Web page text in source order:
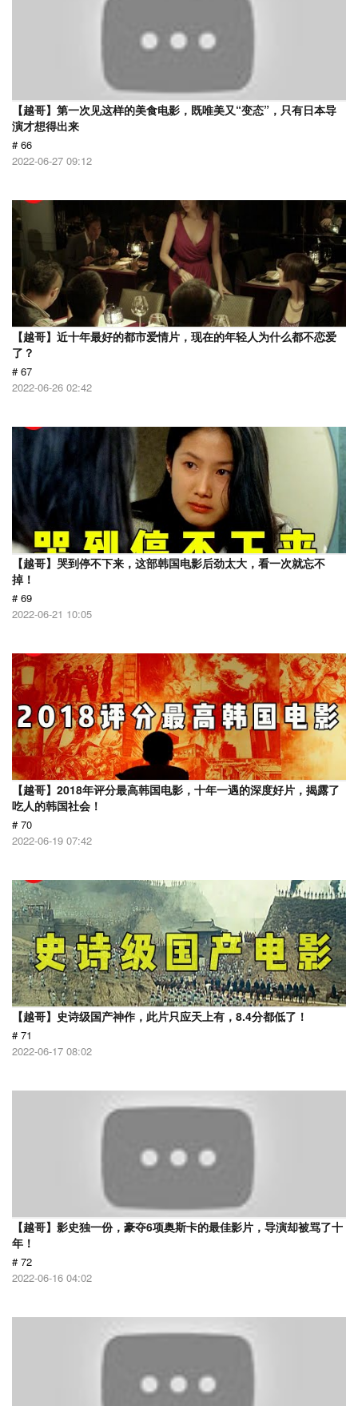
【越哥】第一次见这样的美食电影，既唯美又“变态”，只有日本导
演才想得出来
# 66
2022-06-27 09:12
【越哥】近十年最好的都市爱情片，现在的年轻人为什么都不恋爱
了？
# 67
2022-06-26 02:42
【越哥】哭到停不下来，这部韩国电影后劲太大，看一次就忘不
掉！
# 69
2022-06-21 10:05
【越哥】2018年评分最高韩国电影，十年一遇的深度好片，揭露了
吃人的韩国社会！
# 70
2022-06-19 07:42
【越哥】史诗级国产神作，此片只应天上有，8.4分都低了！
# 71
2022-06-17 08:02
【越哥】影史独一份，豪夺6项奥斯卡的最佳影片，导演却被骂了十
年！
# 72
2022-06-16 04:02